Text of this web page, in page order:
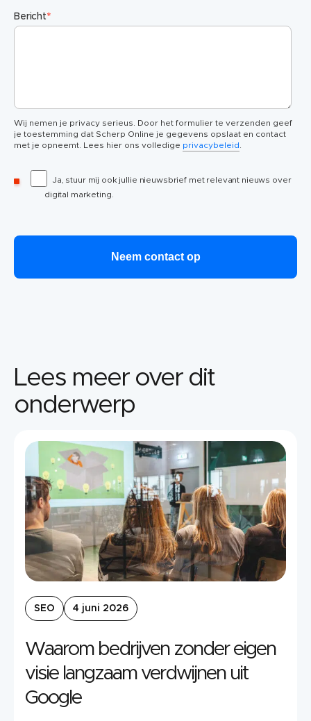
Bericht*
Wij nemen je privacy serieus. Door het formulier te verzenden geef
je toestemming dat Scherp Online je gegevens opslaat en contact
met je opneemt. Lees hier ons volledige privacybeleid
Ja, stuur mij ook jullie nieuwsbrief met relevant nieuws over
digital marketing.
Lees meer over dit
onderwerp
SEO 4 juni 2026
Waarom bedrijven zonder eigen
visie langzaam verdwijnen uit
Google